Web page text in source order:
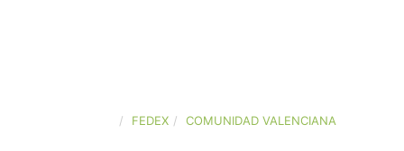
FEDEX COMUNIDAD VALENCIANA